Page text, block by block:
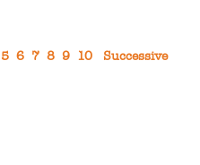
5 6 7 8 9 10 Successive